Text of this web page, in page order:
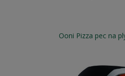
Ooni Pizza pec na